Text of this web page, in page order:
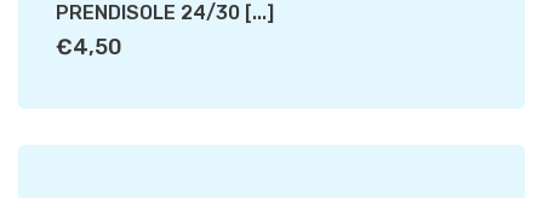
PRENDISOLE 24/30 [...]
€4,50